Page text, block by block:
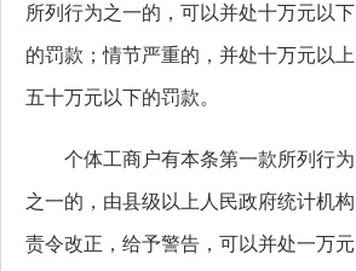
所列行为之一的，可以并处十万元以下
的罚款；情节严重的，并处十万元以上
五十万元以下的罚款。
个体工商户有本条第一款所列行为
之一的，由县级以上人民政府统计机构
责令改正，给予警告，可以并处一万元